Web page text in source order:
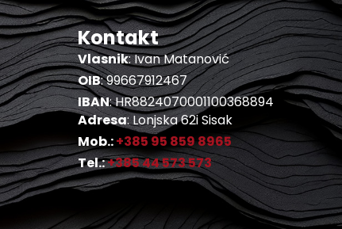
Kontakt
Vlasnik: Ivan Matanović
OIB: 99667912467
IBAN: HR8824070001100368894
Adresa: Lonjska 62i Sisak
Mob.:+385 95 859 8965
Tel.:+385 44 573 573